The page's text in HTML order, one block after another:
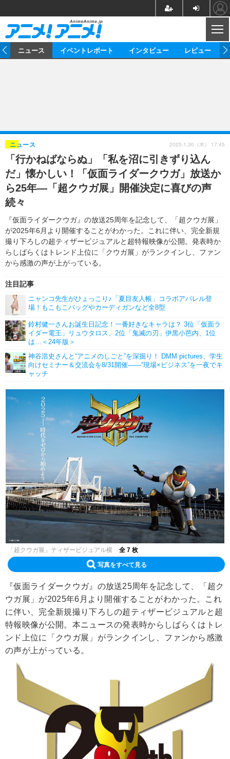
ゲーム グッズ
イベント 海外
海外イベント ビジネス
俳優・タレント アーティスト
ビジネス
アニメ 実写
書評 イベント
動画
アニメ 映画/ドラマ
アニメ！アニメ！TV
連載・コラム
ニュース イベントレポート インタビュー レビュー
「行かねばならぬ」「私を沼に引きずり込ん
だ」懐かしい！「仮面ライダークウガ」放送か
ら25年―「超クウガ展」開催決定に喜びの声
続々
『仮面ライダークウガ』の放送25周年を記念して、「超クウガ展」
が2025年6月より開催することがわかった。これに伴い、完全新規
撮り下ろしの超ティザービジュアルと超特報映像が公開。発表時か
らしばらくはトレンド上位に「クウガ展」がランクインし、ファン
から感激の声が上がっている。
ニュース
注目記事
ニャンコ先生がひょっこり♪「夏目友人帳」コラボアパレル登
場！もこもこバッグやカーディガンなど全8型
鈴村健一さんお誕生日記念！一番好きなキャラは？ 3位「仮面ラ
イダー電王」リュウタロス、2位「鬼滅の刃」伊黒小芭内、1位
は…＜24年版＞
神谷浩史さんと“アニメのしごと”を深掘り！ DMM pictures、学生
向けセミナー＆交流会を8/31開催――“現場×ビジネス”を一夜でキ
ャッチ
2025.1.30（木） 17:45
「超クウガ展」ティザービジュアル横 全 7 枚
写真をすべて見る
『仮面ライダークウガ』の放送25周年を記念して、「超ク
ウガ展」が2025年6月より開催することがわかった。これ
に伴い、完全新規撮り下ろしの超ティザービジュアルと超
特報映像が公開。本ニュースの発表時からしばらくはトレ
ンド上位に「クウガ展」がランクインし、ファンから感激
の声が上がっている。